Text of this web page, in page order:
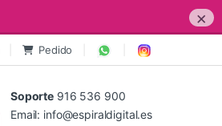
×
Pedido
Soporte 916 536 900
Email: info@espiraldigital.es